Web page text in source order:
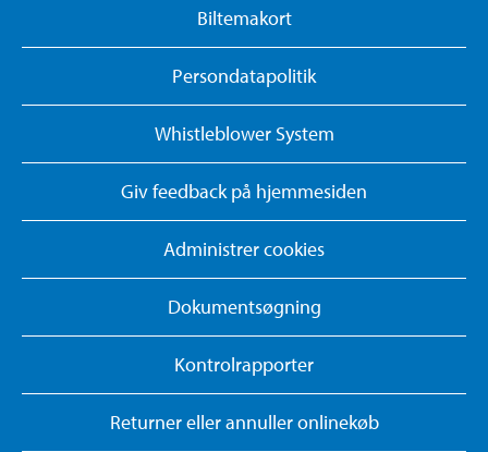
Biltemakort
Persondatapolitik
Whistleblower System
Giv feedback på hjemmesiden
Administrer cookies
Dokumentsøgning
Kontrolrapporter
Returner eller annuller onlinekøb